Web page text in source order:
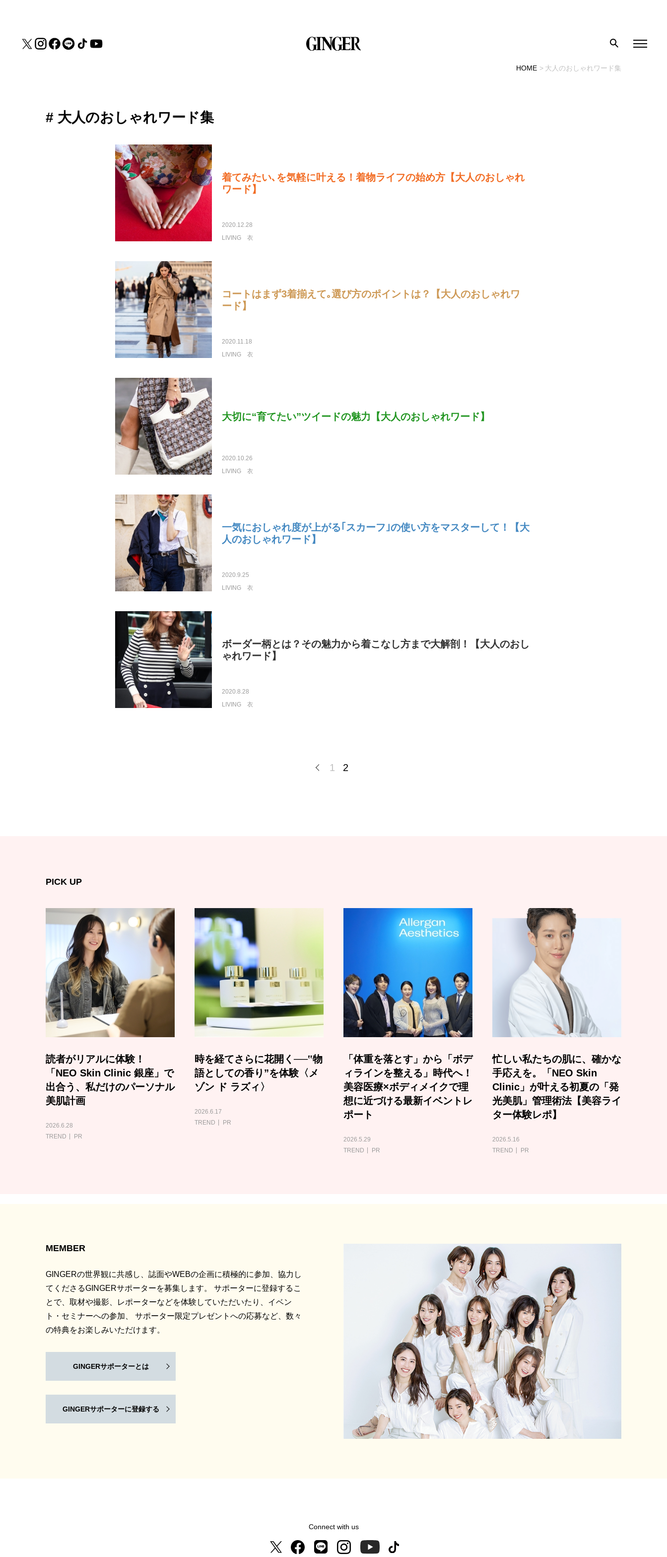
HOME 大人のおしゃれワード集
# 大人のおしゃれワード集
着てみたい､を気軽に叶える！着物ライフの始め方【大人のおしゃれ
ワード】
2020.12.28
LIVING
衣
コートはまず3着揃えて｡選び方のポイントは？【大人のおしゃれワ
ード】
2020.11.18
LIVING
衣
大切に“育てたい”ツイードの魅力【大人のおしゃれワード】
2020.10.26
LIVING
衣
一気におしゃれ度が上がる｢スカーフ｣の使い方をマスターして！【大
人のおしゃれワード】
2020.9.25
LIVING
衣
ボーダー柄とは？その魅力から着こなし方まで大解剖！【大人のおし
ゃれワード】
2020.8.28
LIVING
衣
1 2
PICK UP
読者がリアルに体験！
「NEO Skin Clinic 銀座」で
出合う、私だけのパーソナル
美肌計画
2026.6.28
TREND
PR
時を経てさらに花開く──‟物
語としての香り”を体験〈メ
ゾン ド ラズィ〉
2026.6.17
TREND
PR
「体重を落とす」から「ボデ
ィラインを整える」時代へ！
美容医療×ボディメイクで理
想に近づける最新イベントレ
ポート
2026.5.29
TREND
PR
忙しい私たちの肌に、確かな
手応えを。「NEO Skin
Clinic」が叶える初夏の「発
光美肌」管理術法【美容ライ
ター体験レポ】
2026.5.16
TREND
PR
MEMBER
GINGERの世界観に共感し、誌面やWEBの企画に積極的に参加、協力し
てくださるGINGERサポーターを募集します。 サポーターに登録するこ
とで、取材や撮影、レポーターなどを体験していただいたり、イベン
ト・セミナーへの参加、 サポーター限定プレゼントへの応募など、数々
の特典をお楽しみいただけます。
GINGERサポーターとは
GINGERサポーターに登録する
Connect with us